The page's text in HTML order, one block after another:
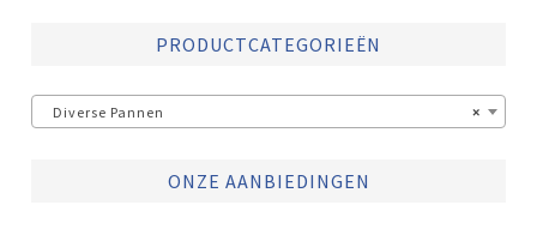
PRODUCTCATEGORIEËN
×
Diverse Pannen
ONZE AANBIEDINGEN